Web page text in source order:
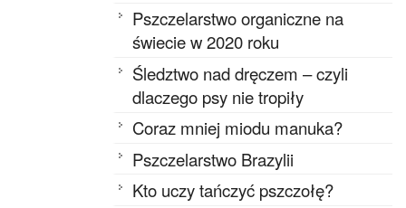
Pszczelarstwo organiczne na
świecie w 2020 roku
Śledztwo nad dręczem – czyli
dlaczego psy nie tropiły
Coraz mniej miodu manuka?
Pszczelarstwo Brazylii
Kto uczy tańczyć pszczołę?